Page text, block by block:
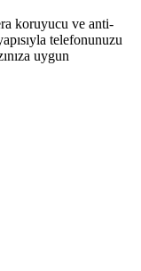
koruyucu ve anti-
telefonunuzu
uygun